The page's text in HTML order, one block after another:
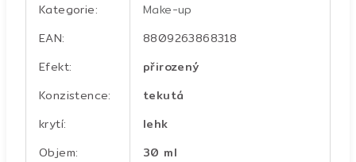
Kategorie:
Make-up
EAN:
8809263868318
Efekt:
přirozený
Konzistence:
tekutá
krytí:
lehk
Objem:
30 ml